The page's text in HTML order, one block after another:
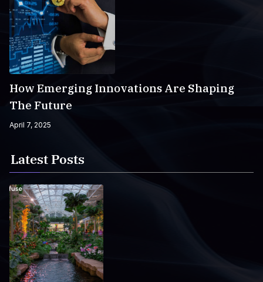
How Emerging Innovations Are Shaping
The Future
April 7, 2025
Latest Posts